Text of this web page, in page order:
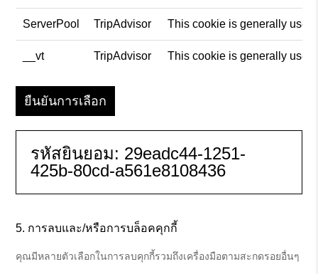
ServerPool TripAdvisor This cookie is generally
__vt TripAdvisor This cookie is generally
ยืนยันการเลือก
รหัสยินยอม: 29eadc44-1251-
425b-80cd-a561e8108436
การลบและ/หรือการบล็อคคุกกี้
คุณมีหลายตัวเลือกในการลบคุกกี้รวมถึงเครื่องมือตามสะกดรอยอื่นๆ